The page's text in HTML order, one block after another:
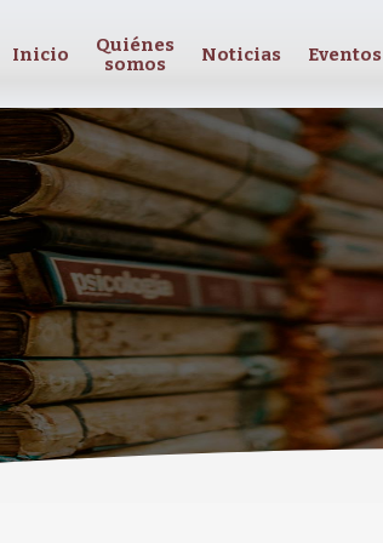
Inicio
Quiénes
somos
Noticias Eventos